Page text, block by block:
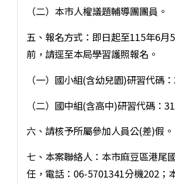
（二）本市人權議題輔導團團員。
五、報名方式：即日起至115年6月
前，請逕至本局學習護照報名。
（一）國小組(含幼兒園)研習代碼
（二）國中組(含高中)研習代碼：
六、請核予所屬參加人員公(差)假。
七、本案聯絡人：本市麻豆區港尾
任，電話：06-5701341分機202；